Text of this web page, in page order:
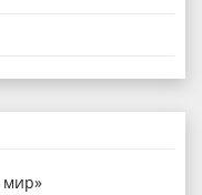
мир»